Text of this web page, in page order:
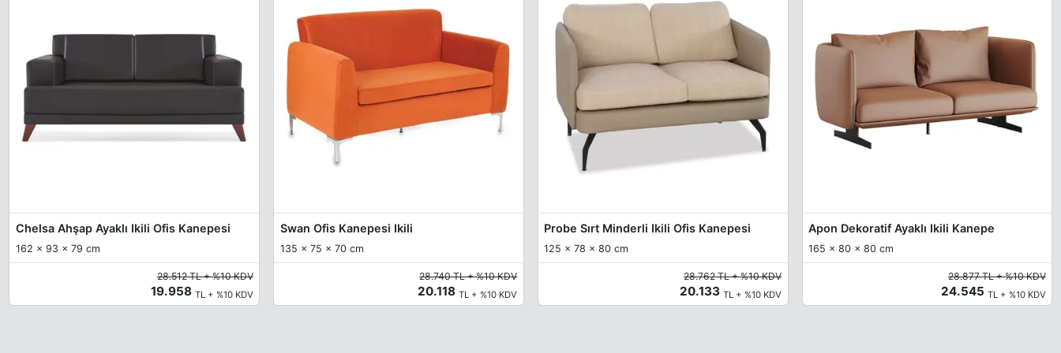
Chelsa Ahşap Ayaklı Ikili Ofis Kanepesi
162 x 93 x 79 cm
28.512 TL + %10 KDV
19.958 TL + %10 KDV
Swan Ofis Kanepesi Ikili
135 x 75 x 70 cm
28.740 TL + %10 KDV
20.118TL + %10 KDV
Probe Sırt Minderli Ikili Ofis Kanepesi
125 x 78 x 80 cm
28.762 TL + %10 KDV
20.133TL + %10 KDV
Apon Dekoratif Ayaklı Ikili Kanepe
165 x 80 x 80 cm
28.877 TL + %10 KDV
24.545 TL + %10 KDV